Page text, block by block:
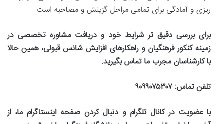
ریزی و آمادگی برای تمامی مراحل گزینش و مصاحبه است.
برای بررسی دقیق تر شرایط خود و دریافت مشاوره تخصصی در
زمینه کنکور فرهنگیان و راهکارهای افزایش شانس قبولی، همین حالا
با کارشناسان مجرب ما تماس بگیرید.
تلفن تماس: ۹۰۹۹۰۷۵۳۰۷
با عضویت در کانال تلگرام و دنبال کردن صفحه اینستاگرام ما، از